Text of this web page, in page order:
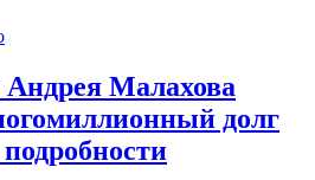
Малахова
долг